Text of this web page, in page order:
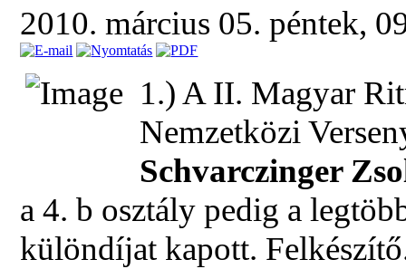
2010. március 05. péntek,
1.) A II. Magyar
Nemzetközi
Schvarczinger
a 4. b osztály pedig a
különdíjat kapott.